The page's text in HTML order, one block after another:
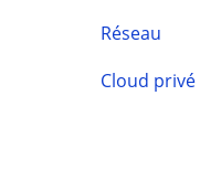
Réseau
Cloud privé